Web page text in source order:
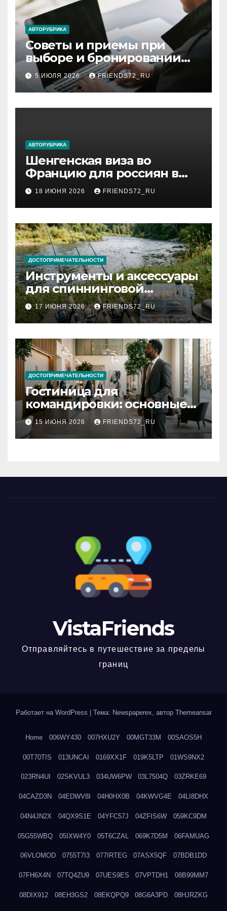
АВТОРУБРИКА
Советы и приемы при
выборе и бронировании
авиабилетов
5 ИЮЛЯ 2026 FRIENDS72_RU
АВТОРУБРИКА
Шенгенская виза во
Францию для россиян в
2026 году: сроки от 3 дней
и список необходимых
документов
18 ИЮНЯ 2026 FRIENDS72_RU
ДОСТОПРИМЕЧАТЕЛЬНОСТИ
Инструменты и аксессуары
для спиннинговой
рыбалки: назначение и
типы
17 ИЮНЯ 2026 FRIENDS72_RU
ДОСТОПРИМЕЧАТЕЛЬНОСТИ
Гостиница для
командировки: основные
критерии выбора
15 ИЮНЯ 2026 FRIENDS72_RU
VistaFriends
Отправляйтесь в путешествие за пределы
границ
Работает на WordPress Тема: Newspaperex, автор Themeansar
Home 006WY430 007HXU2Y 00MGT33M 00SAOS5H
00T70TIS 013UNCAI 0169XX1F 019K5LTP 01WS9NX2
023RN4UI 02SKVUL3 034UW6PW 03L7504Q 03ZRKE69
04CAZD3N 04EDWV8I 04H0HX0B 04KWVG4E 04LI8DHX
04N4JN2X 04QX9S1E 04YFC57J 04ZFIS6W 059KC9DM
05G55WBQ 05IXW4Y0 05T6CZAL 069K7D5M 06FAMUAG
06VLOMOD 0755T7I3 077IRTEG 07ASX5QF 07BDB1DD
07FH6X4N 07TQ4ZU9 07UES9ES 07VPTDH1 08B99MM7
08DIX912 08EH3GS2 08EKQPQ9 08G6A3PD 08HJRZKG